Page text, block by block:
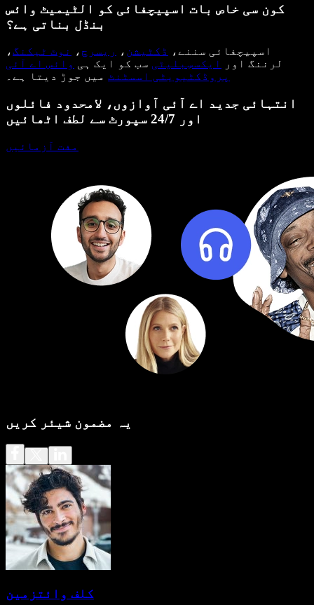
کون سی خاص بات اسپیچفائی کو الٹیمیٹ وائس
بنڈل بناتی ہے؟
اسپیچفائی سننے، ڈکٹیشن ، ریسرچ ، نوٹ ٹیکنگ،
لرننگ اور
ایکسسِبلیٹی سب کو ایک ہی وائس اے آئی
پروڈکٹیویٹی اسسٹنٹ میں جوڑ دیتا ہے۔
انتہائی جدید اے آئی آوازوں، لامحدود فائلوں
اور 24/7 سپورٹ سے لطف اٹھائیں
مفت آزمائیں
یہ مضمون شیئر کریں
کلف وائتزمین